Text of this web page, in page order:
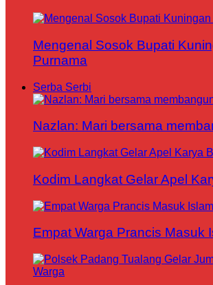
Mengenal Sosok Bupati
Purnama
Serba Serbi
Nazlan: Mari bersama
Kodim Langkat Gelar Apel
Empat Warga Prancis Masuk